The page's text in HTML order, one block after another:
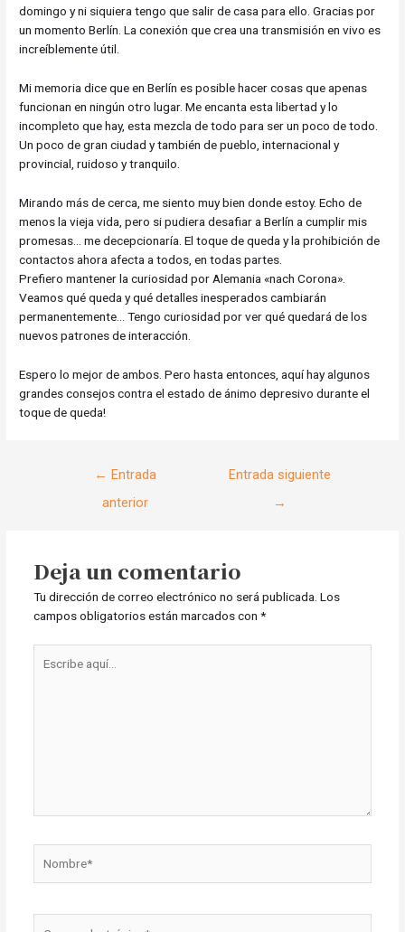
domingo y ni siquiera tengo que salir de casa para ello. Gracias por
un momento Berlín. La conexión que crea una transmisión en vivo es
increíblemente útil.
Mi memoria dice que en Berlín es posible hacer cosas que apenas
funcionan en ningún otro lugar. Me encanta esta libertad y lo
incompleto que hay, esta mezcla de todo para ser un poco de todo.
Un poco de gran ciudad y también de pueblo, internacional y
provincial, ruidoso y tranquilo.
Mirando más de cerca, me siento muy bien donde estoy. Echo de
menos la vieja vida, pero si pudiera desafiar a Berlín a cumplir mis
promesas… me decepcionaría. El toque de queda y la prohibición de
contactos ahora afecta a todos, en todas partes.
Prefiero mantener la curiosidad por Alemania «nach Corona».
Veamos qué queda y qué detalles inesperados cambiarán
permanentemente… Tengo curiosidad por ver qué quedará de los
nuevos patrones de interacción.
Espero lo mejor de ambos. Pero hasta entonces, aquí hay algunos
grandes consejos contra el estado de ánimo depresivo durante el
toque de queda!
← Entrada
anterior
Entrada siguiente
→
Deja un comentario
Tu dirección de correo electrónico no será publicada. Los
campos obligatorios están marcados con *
aquí...